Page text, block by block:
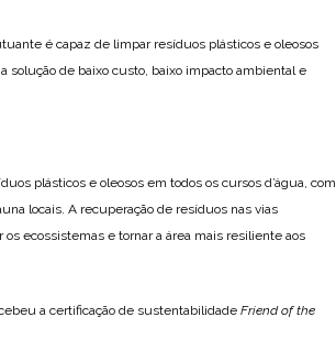
é capaz de limpar resíduos plásticos e oleosos
solução de baixo custo, baixo impacto ambiental e
plásticos e oleosos em todos os cursos d’água, com
locais. A recuperação de resíduos nas vias
ecossistemas e tornar a área mais resiliente aos
a certificação de sustentabilidade Friend of the